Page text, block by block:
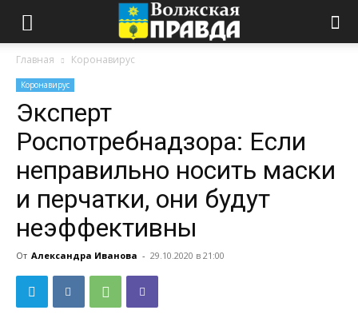
Главная Коронавирус
Коронавирус
Эксперт
Роспотребнадзора: Если
неправильно носить маски
и перчатки, они будут
неэффективны
От Александра Иванова - 29.10.2020 в 21:00